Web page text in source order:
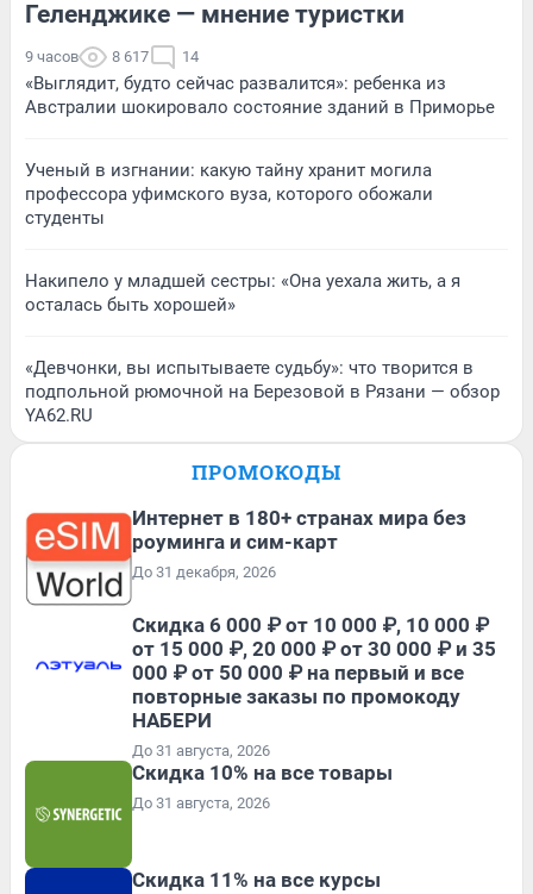
Геленджике — мнение туристки
9 часов 8 617 14
«Выглядит, будто сейчас развалится»: ребенка из
Австралии шокировало состояние зданий в Приморье
Ученый в изгнании: какую тайну хранит могила
профессора уфимского вуза, которого обожали
студенты
Накипело у младшей сестры: «Она уехала жить, а я
осталась быть хорошей»
«Девчонки, вы испытываете судьбу»: что творится в
подпольной рюмочной на Березовой в Рязани — обзор
YA62.RU
ПРОМОКОДЫ
Интернет в 180+ странах мира без
роуминга и сим-карт
До 31 декабря, 2026
Скидка 6 000 ₽ от 10 000 ₽, 10 000 ₽
от 15 000 ₽, 20 000 ₽ от 30 000 ₽ и 35
000 ₽ от 50 000 ₽ на первый и все
повторные заказы по промокоду
НАБЕРИ
До 31 августа, 2026
Скидка 10% на все товары
До 31 августа, 2026
Скидка 11% на все курсы